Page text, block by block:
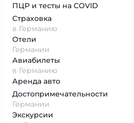
ПЦР и тесты на COVID
Страховка
в Германию
Отели
Германии
Авиабилеты
в Германию
Аренда авто
Достопримеча­тельности
Германии
Экскурсии